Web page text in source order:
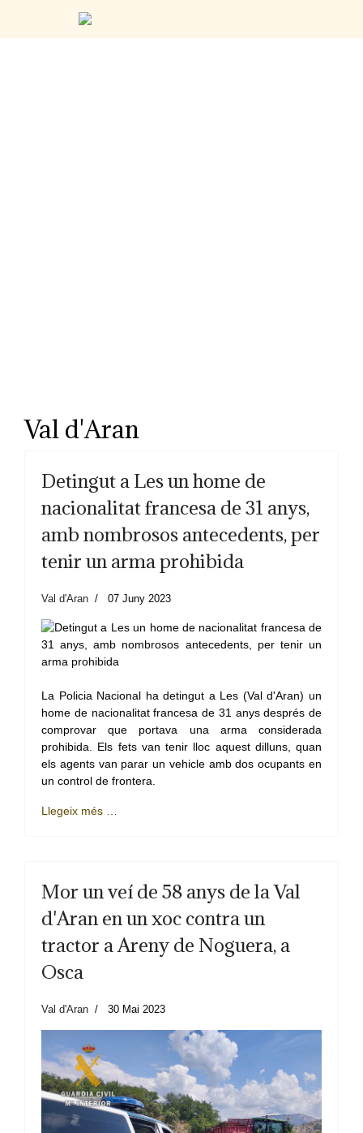
Val d'Aran
Detingut a Les un home de
nacionalitat francesa de 31 anys,
amb nombrosos antecedents, per
tenir un arma prohibida
Val d'Aran 07 Juny 2023
La Policia Nacional ha detingut a Les (Val d'Aran) un
home de nacionalitat francesa de 31 anys després de
comprovar que portava una arma considerada
prohibida. Els fets van tenir lloc aquest dilluns, quan
els agents van parar un vehicle amb dos ocupants en
un control de frontera.
Llegeix més …
Mor un veí de 58 anys de la Val
d'Aran en un xoc contra un
tractor a Areny de Noguera, a
Osca
Val d'Aran 30 Mai 2023